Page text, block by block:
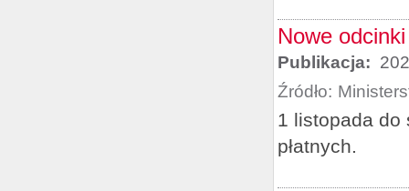
Nowe
Publikacja:
Źródło:
1 listopada do
płatnych.